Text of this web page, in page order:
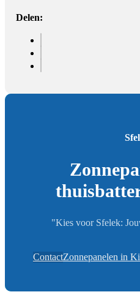
Delen:
"Kies voor Sfelek:
ContactZonnepanelen in